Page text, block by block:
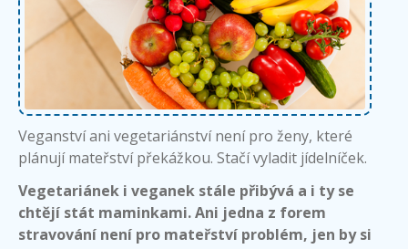
Veganství ani vegetariánství není pro ženy, které
plánují mateřství překážkou. Stačí vyladit jídelníček.
Vegetariánek i veganek stále přibývá a i ty se
chtějí stát maminkami. Ani jedna z forem
stravování není pro mateřství problém, jen by si